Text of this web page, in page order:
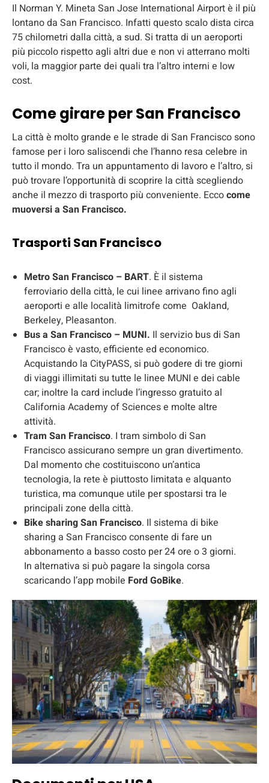
Il Norman Y. Mineta San Jose International Airport è il più
lontano da San Francisco. Infatti questo scalo dista circa
75 chilometri dalla città, a sud. Si tratta di un aeroporti
più piccolo rispetto agli altri due e non vi atterrano molti
voli, la maggior parte dei quali tra l’altro interni e low
cost.
Come girare per San Francisco
La città è molto grande e le strade di San Francisco sono
famose per i loro saliscendi che l’hanno resa celebre in
tutto il mondo. Tra un appuntamento di lavoro e l’altro, si
può trovare l’opportunità di scoprire la città scegliendo
anche il mezzo di trasporto più conveniente. Eccocome
muoversi a San Francisco.
Trasporti San Francisco
Metro San Francisco – BART. È il sistema
ferroviario della città, le cui linee arrivano fino agli
aeroporti e alle località limitrofe come Oakland,
Berkeley, Pleasanton.
Bus a San Francisco – MUNI. Il servizio bus di San
Francisco è vasto, efficiente ed economico.
Acquistando la CityPASS, si può godere di tre giorni
di viaggi illimitati su tutte le linee MUNI e dei cable
car; inoltre la card include l’ingresso gratuito al
California Academy of Sciences e molte altre
attività.
Tram San Francisco. I tram simbolo di San
Francisco assicurano sempre un gran divertimento.
Dal momento che costituiscono un’antica
tecnologia, la rete è piuttosto limitata e alquanto
turistica, ma comunque utile per spostarsi tra le
principali zone della città.
Bike sharing San Francisco. Il sistema di bike
sharing a San Francisco consente di fare un
abbonamento a basso costo per 24 ore o 3 giorni.
In alternativa si può pagare la singola corsa
scaricando l’app mobile Ford GoBike.